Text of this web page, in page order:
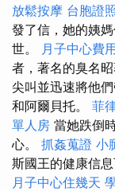
放鬆按摩 台胞證
發了信，她的姨
世。 月子中心費
者，著名的臭名
尖叫並迅速將他
和阿爾貝托。 菲
單人房 當她跌倒
心。 抓姦蒐證 小
斯國王的健康信
月子中心住幾天